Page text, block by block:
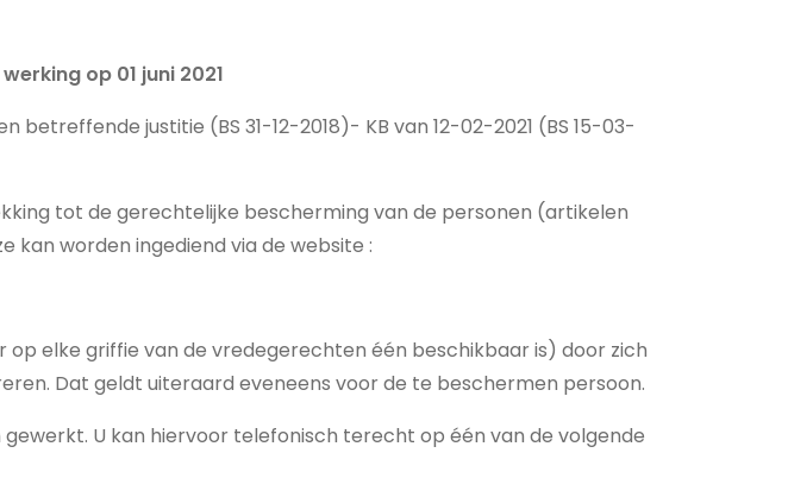
op 01 juni 2021
justitie (BS 31-12-2018)- KB van 12-02-2021 (BS 15-03-
tot de gerechtelijke bescherming van de personen (artikelen
kan worden ingediend via de website :
elke griffie van de vredegerechten één beschikbaar is) door zich
Dat geldt uiteraard eveneens voor de te beschermen persoon.
U kan hiervoor telefonisch terecht op één van de volgende